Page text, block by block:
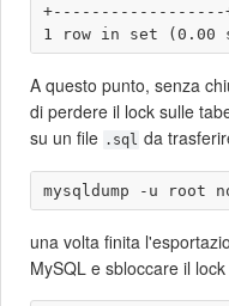
A questo punto, senza
di perdere il lock sulle
su un file .sql da
una volta finita
MySQL e sbloccare il